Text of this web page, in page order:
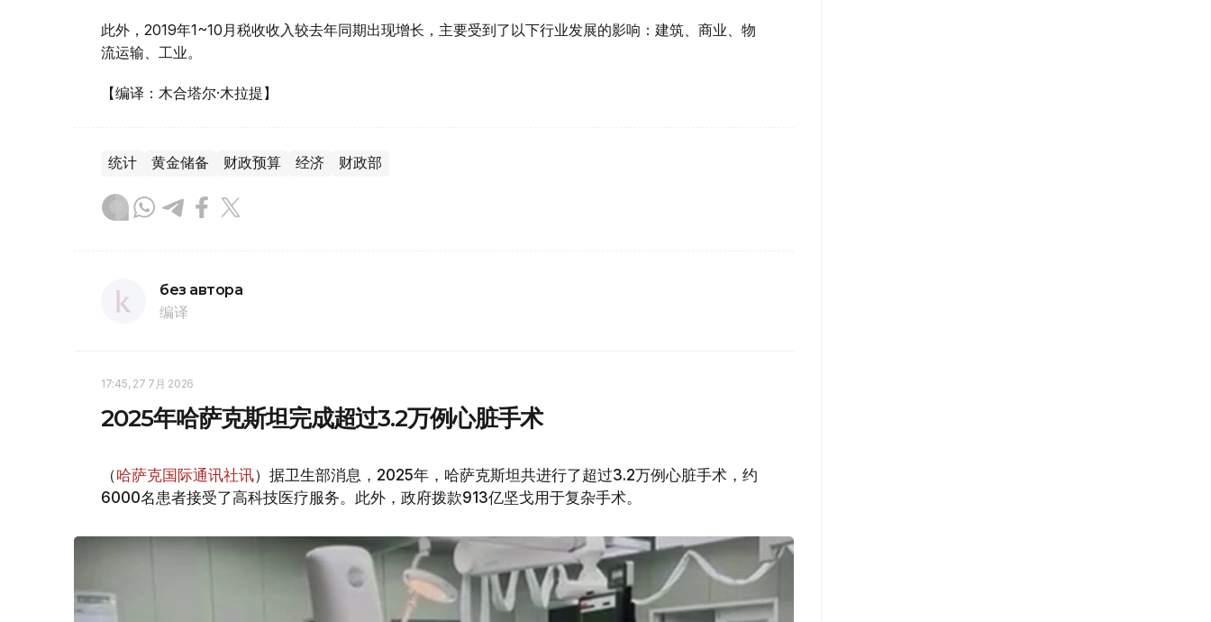
此外，2019年1~10月税收收入较去年同期出现增长，主要受到了以下行业发展的影响：建筑、商业、物
流运输、工业。
【编译：木合塔尔·木拉提】
统计 黄金储备 财政预算 经济 财政部
без автора
编译
17:45, 27 7月 2026
2025年哈萨克斯坦完成超过3.2万例心脏手术
（哈萨克国际通讯社讯）据卫生部消息，2025年，哈萨克斯坦共进行了超过3.2万例心脏手术，约
6000名患者接受了高科技医疗服务。此外，政府拨款913亿坚戈用于复杂手术。